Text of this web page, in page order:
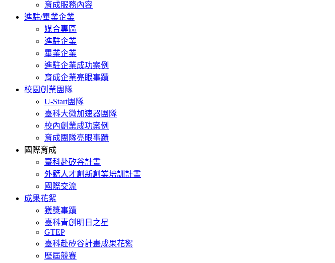
育成服務內容
進駐/畢業企業
媒合專區
進駐企業
畢業企業
進駐企業成功案例
育成企業亮眼事蹟
校園創業團隊
U-Start團隊
臺科大微加速器團隊
校內創業成功案例
育成團隊亮眼事蹟
國際育成
臺科赴矽谷計畫
外籍人才創新創業培訓計畫
國際交流
成果花絮
獲獎事蹟
臺科青創明日之星
GTEP
臺科赴矽谷計畫成果花絮
歷屆競賽